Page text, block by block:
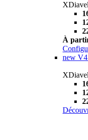
À
new